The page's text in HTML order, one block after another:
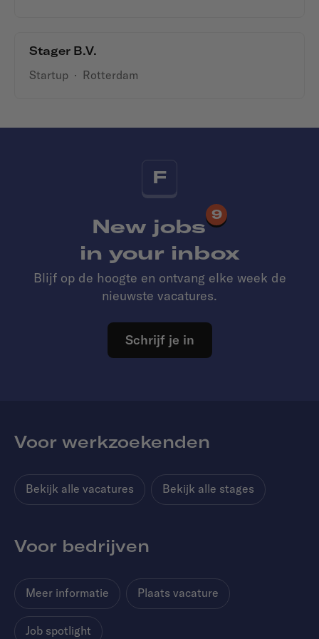
Stager B.V.
Startup · Rotterdam
F
New jobs
9
in your inbox
Blijf op de hoogte en ontvang elke week de
nieuwste vacatures.
Schrijf je in
Voor werkzoekenden
Bekijk alle vacatures Bekijk alle stages
Voor bedrijven
Meer informatie Plaats vacature
Job spotlight